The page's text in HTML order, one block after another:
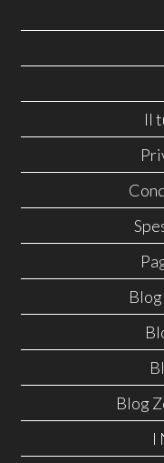
Il
Blog
I